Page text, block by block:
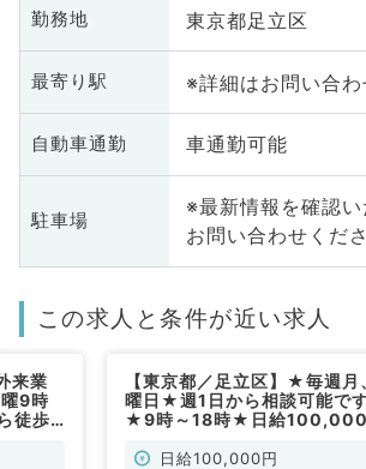
勤務地 東京都足立区
最寄り駅 ※詳細はお問い合
自動車通勤 車通勤可能
駐車場
※最新情報を確認
お問い合わせくだ
この求人と条件が近い求人
来業
9時
徒歩
【東京都／足立区】★毎週月
曜日★週1日から相談可能です
★9時～18時★日給
／非常勤）
日給100,000円